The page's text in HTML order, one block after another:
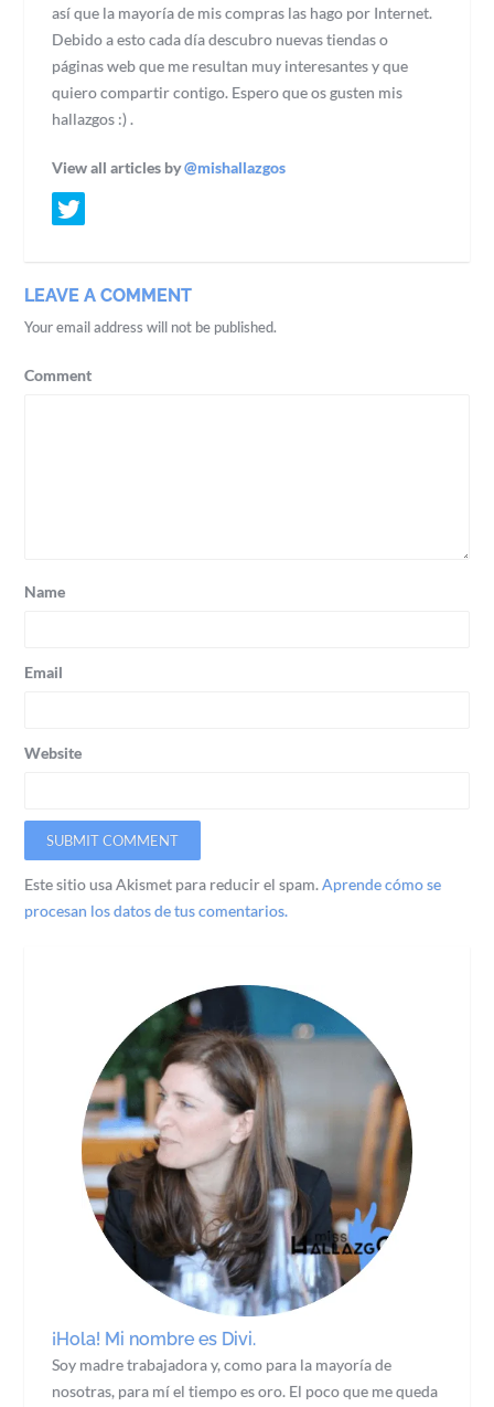
así que la mayoría de mis compras las hago por Internet.
Debido a esto cada día descubro nuevas tiendas o
páginas web que me resultan muy interesantes y que
quiero compartir contigo. Espero que os gusten mis
hallazgos :) .
View all articles by@mishallazgos
LEAVE A COMMENT
Your email address will not be published.
Comment
Name
Email
Website
Este sitio usa Akismet para reducir el spam.Aprende cómo se
procesan los datos de tus comentarios.
¡Hola! Mi nombre es Divi.
Soy madre trabajadora y, como para la mayoría de
nosotras, para mí el tiempo es oro. El poco que me queda